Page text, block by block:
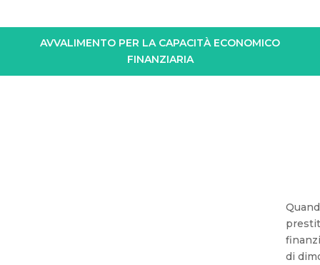
AVVALIMENTO PER LA CAPACITÀ ECONOMICO
FINANZIARIA
di